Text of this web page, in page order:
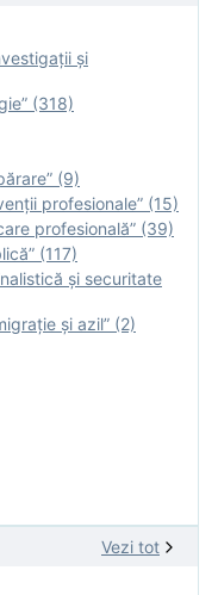
şi
(318)
(9)
profesionale” (15)
profesională” (39)
(117)
și securitate
și azil” (2)
Vezi tot